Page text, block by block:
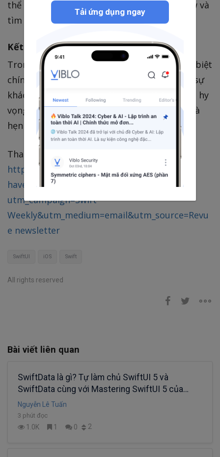
thể in kiểu của phần thân trong ContentView và
tìm hiểu cách SwiftUI hoạt động.
Kết luận
Trong bài này, chúng ta đã tìm hiểu sự khác biệt
chính giữa UIKit và SwiftUI và đã xem xét về sự
khác biệt trong thuật toán của SwiftUI. Mình hy
vọng bạn thích bài viết này Cảm ơn đã đọc, và
hẹn gặp lại vào lần sau!
Tham khảo:
https://swiftwithmajid.com/2019/11/19/you-
have-to-change-mindset-to-use-swiftui/?
utm_campaign=Swift
Weekly&utm_medium=email&utm_source=Revu
e newsletter
SwiftUI iOS Swift
All rights reserved
Bài viết liên quan
SwiftData là gì? Tự làm chủ SwiftUI 5 và
SwiftData cùng với Mastering SwiftUI 5 của
Appcoda
Nguyễn Lê Tuấn
3 phút đọc
1.0K 1 0 2
Tải ứng dụng ngay